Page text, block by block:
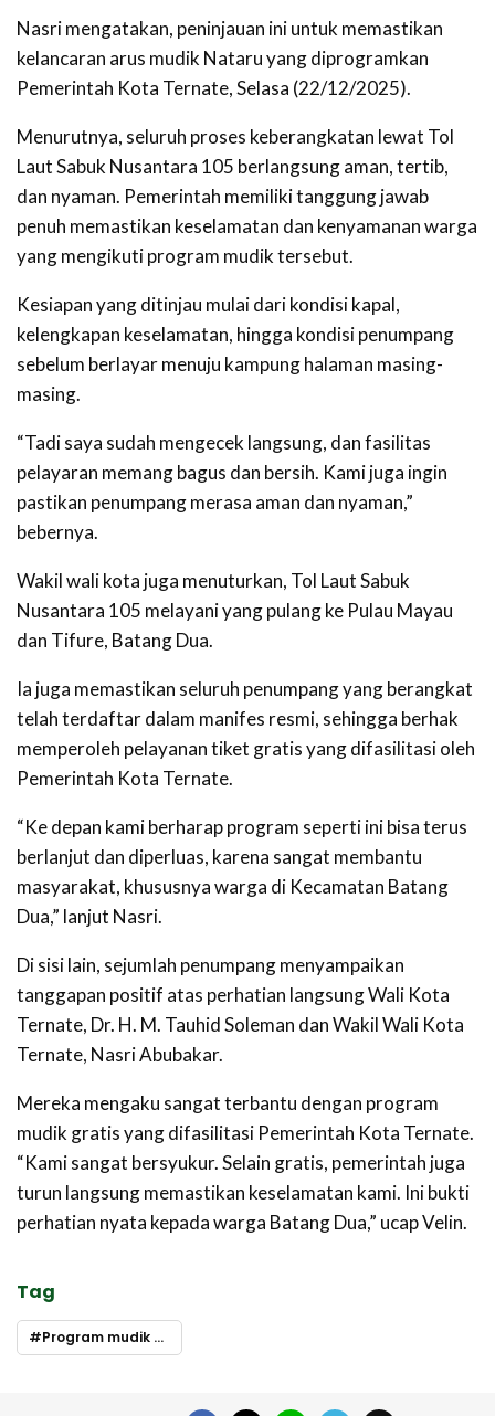
Nasri mengatakan, peninjauan ini untuk memastikan
kelancaran arus mudik Nataru yang diprogramkan
Pemerintah Kota Ternate,Selasa (22/12/2025).
Menurutnya, seluruh proses keberangkatan lewat Tol
Laut Sabuk Nusantara 105 berlangsung aman, tertib,
dan nyaman. Pemerintah memiliki tanggung jawab
penuh memastikan keselamatan dan kenyamanan warga
yang mengikuti program mudik tersebut.
Kesiapan yang ditinjau mulai dari kondisi kapal,
kelengkapan keselamatan, hingga kondisi penumpang
sebelum berlayar menuju kampung halaman masing-
masing.
“Tadi saya sudah mengecek langsung, dan fasilitas
pelayaran memang bagus dan bersih. Kami juga ingin
pastikan penumpang merasa aman dan nyaman,”
bebernya.
Wakil wali kota juga menuturkan, Tol Laut Sabuk
Nusantara 105 melayani yang pulang ke Pulau Mayau
dan Tifure, Batang Dua.
Ia juga memastikan seluruh penumpang yang berangkat
telah terdaftar dalam manifes resmi, sehingga berhak
memperoleh pelayanan tiket gratis yang difasilitasi oleh
Pemerintah Kota Ternate.
“Ke depan kami berharap program seperti ini bisa terus
berlanjut dan diperluas, karena sangat membantu
masyarakat, khususnya warga di Kecamatan Batang
Dua,” lanjut Nasri.
Di sisi lain, sejumlah penumpang menyampaikan
tanggapan positif atas perhatian langsung Wali Kota
Ternate, Dr. H. M. Tauhid Soleman dan Wakil Wali Kota
Ternate, Nasri Abubakar.
Mereka mengaku sangat terbantu dengan program
mudik gratis yang difasilitasi Pemerintah Kota Ternate.
“Kami sangat bersyukur. Selain gratis, pemerintah juga
turun langsung memastikan keselamatan kami. Ini bukti
perhatian nyata kepada warga Batang Dua,” ucap Velin.
Tag
Program mudik gratis